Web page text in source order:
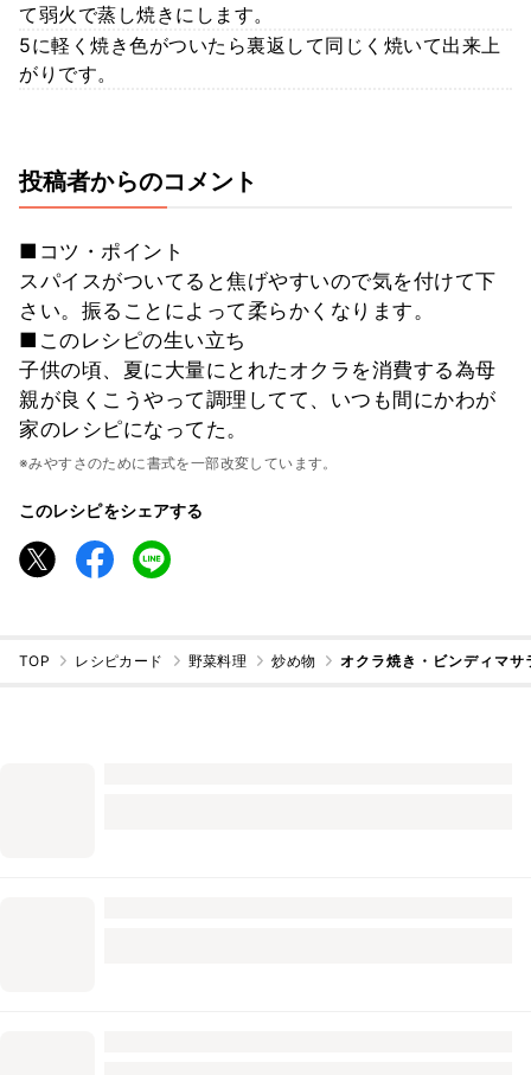
て弱火で蒸し焼きにします。
5に軽く焼き色がついたら裏返して同じく焼いて出来上
がりです。
投稿者からのコメント
■コツ・ポイント
スパイスがついてると焦げやすいので気を付けて下
さい。振ることによって柔らかくなります。
■このレシピの生い立ち
子供の頃、夏に大量にとれたオクラを消費する為母
親が良くこうやって調理してて、いつも間にかわが
家のレシピになってた。
※みやすさのために書式を一部改変しています。
このレシピをシェアする
TOP レシピカード 野菜料理 炒め物 オクラ焼き・ビンディマ